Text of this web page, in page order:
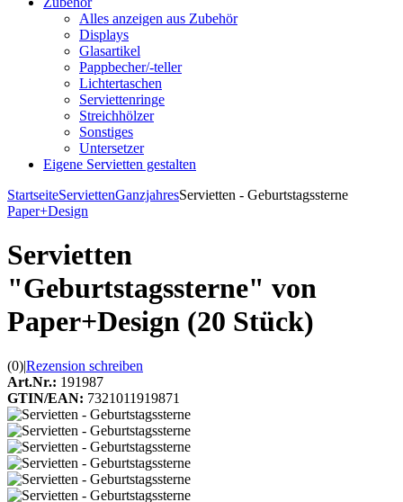
Alles anzeigen aus Zubehör
Displays
Glasartikel
Pappbecher/-teller
Lichtertaschen
Serviettenringe
Streichhölzer
Sonstiges
Untersetzer
Eigene Servietten gestalten
StartseiteServiettenGanzjahresServietten - Geburtstagssterne
Paper+Design
Servietten
"Geburtstagssterne" von
Paper+Design (20 Stück)
(0)|Rezension schreiben
Art.Nr.: 191987
GTIN/EAN: 7321011919871